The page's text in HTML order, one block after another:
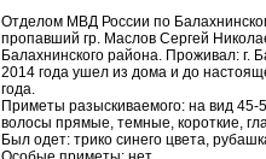
Отделом МВД России по
пропавший гр. Маслов Сергей
Балахнинского района. Проживал: г.
2014 года ушел из дома и до
года.
Приметы разыскиваемого: на вид 45-
волосы прямые, темные, короткие,
Был одет: трико синего цвета,